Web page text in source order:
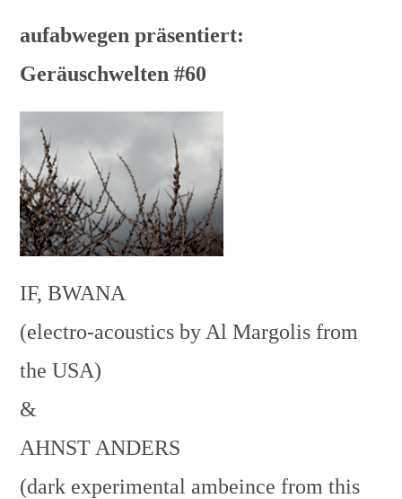
aufabwegen präsentiert:
Geräuschwelten #60
IF, BWANA
(electro-acoustics by Al Margolis from
the USA)
&
AHNST ANDERS
(dark experimental ambeince from this